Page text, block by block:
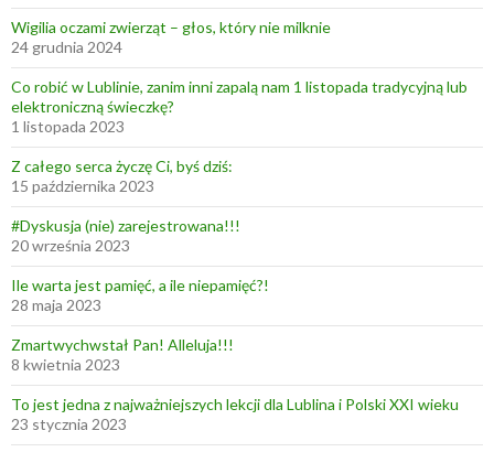
w
i
e
c
e
!
o
k
a
c
h
Wigilia oczami zwierząt – głos, który nie milknie
24 grudnia 2024
Co robić w Lublinie, zanim inni zapalą nam 1 listopada tradycyjną lub
elektroniczną świeczkę?
1 listopada 2023
Z całego serca życzę Ci, byś dziś:
15 października 2023
#Dyskusja (nie) zarejestrowana!!!
20 września 2023
Ile warta jest pamięć, a ile niepamięć?!
28 maja 2023
Zmartwychwstał Pan! Alleluja!!!
8 kwietnia 2023
To jest jedna z najważniejszych lekcji dla Lublina i Polski XXI wieku
23 stycznia 2023